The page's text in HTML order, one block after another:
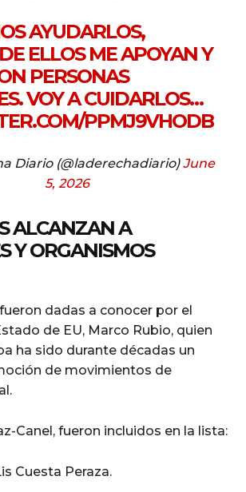
AYUDARLOS,
ELLOS ME APOYAN Y
PERSONAS
VOY A CUIDARLOS…
PPMJ9VHODB
Diario (@laderechadiario)June
5, 2026
ALCANZAN A
Y ORGANISMOS
dadas a conocer por el
de EU, Marco Rubio, quien
ha sido durante décadas un
de movimientos de
Canel, fueron incluidos en la lista:
Cuesta Peraza.